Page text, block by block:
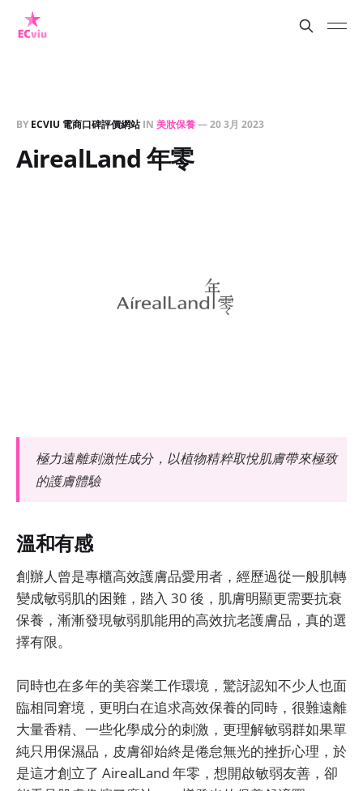
BY ECVIU 電商口碑評價網站IN 美妝保養—20 3月 2023
AirealLand 年零
極力遠離刺激性成分，以植物精粹取悅肌膚帶來極致
的護膚體驗
溫和有感
創辦人曾是專櫃高效護膚品愛用者，經歷過從一般肌轉
變成敏弱肌的困難，踏入 30 後，肌膚明顯更需要抗衰
保養，漸漸發現敏弱肌能用的高效抗老護膚品，真的選
擇有限。
同時也在多年的美容業工作環境，驚訝認知不少人也面
臨相同窘境，更明白在追求高效保養的同時，很難遠離
大量香精、一些化學成分的刺激，更理解敏弱群如果單
純只用保濕品，皮膚卻始終是倦怠無光的挫折心理，於
是這才創立了 AirealLand 年零，想開啟敏弱友善，卻